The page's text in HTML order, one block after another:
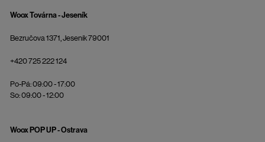
Woox Továrna - Jeseník
Bezručova 1371, Jeseník 79001
+420 725 222 124
Po-Pá: 09:00 - 17:00
So: 09:00 - 12:00
Woox POP UP - Ostrava